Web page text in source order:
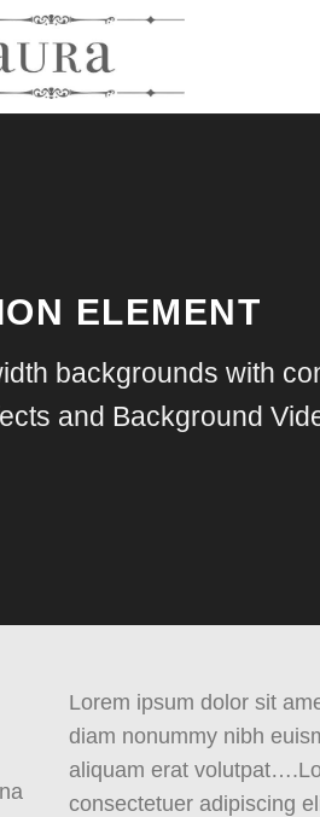
ELEMENT
backgrounds with
and Background
Lorem ipsum dolor sit
diam nonummy nibh
aliquam erat
consectetuer adipiscing